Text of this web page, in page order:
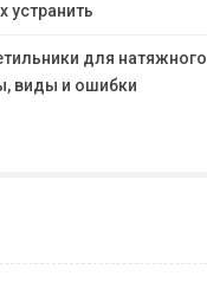
устранить
для натяжного
виды и ошибки